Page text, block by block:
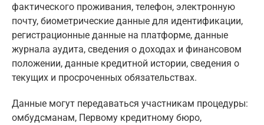
фактического проживания, телефон, электронную
почту, биометрические данные для идентификации,
регистрационные данные на платформе, данные
журнала аудита, сведения о доходах и финансовом
положении, данные кредитной истории, сведения о
текущих и просроченных обязательствах.
Данные могут передаваться участникам процедуры:
омбудсманам, Первому кредитному бюро,